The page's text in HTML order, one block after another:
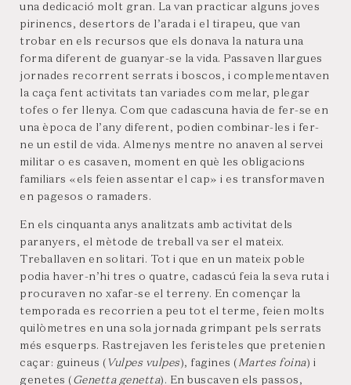
una dedicació molt gran. La van practicar alguns joves
pirinencs, desertors de l’arada i el tirapeu, que van
trobar en els recursos que els donava la natura una
forma diferent de guanyar-se la vida. Passaven llargues
jornades recorrent serrats i boscos, i complementaven
la caça fent activitats tan variades com melar, plegar
tofes o fer llenya. Com que cadascuna havia de fer-se en
una època de l’any diferent, podien combinar-les i fer-
ne un estil de vida. Almenys mentre no anaven al servei
militar o es casaven, moment en què les obligacions
familiars «els feien assentar el cap» i es transformaven
en pagesos o ramaders.
En els cinquanta anys analitzats amb activitat dels
paranyers, el mètode de treball va ser el mateix.
Treballaven en solitari. Tot i que en un mateix poble
podia haver-n’hi tres o quatre, cadascú feia la seva ruta i
procuraven no xafar-se el terreny. En començar la
temporada es recorrien a peu tot el terme, feien molts
quilòmetres en una sola jornada grimpant pels serrats
més esquerps. Rastrejaven les feristeles que pretenien
caçar: guineus ( Vulpes vulpes), fagines ( Martes foina) i
genetes ( Genetta genetta). En buscaven els passos,